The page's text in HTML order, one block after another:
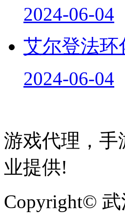
2024-06-04
艾尔登法环
2024-06-04
游戏代理，手
业提供!
Copyright©